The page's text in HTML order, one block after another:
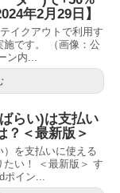
年2月29日】
イクアウトで利用す
施です。 （画像：公
ン内...
らい)は支払い
？＜最新版＞
を支払いに使える
い！ ＜最新版＞ す
ポイン...